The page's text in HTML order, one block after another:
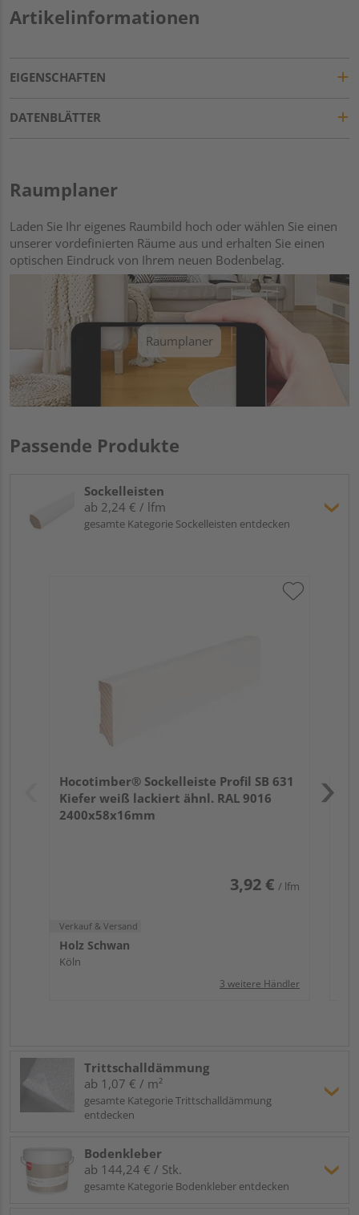
Artikelinformationen
EIGENSCHAFTEN
DATENBLÄTTER
Raumplaner
Laden Sie Ihr eigenes Raumbild hoch oder wählen Sie einen
unserer vordefinierten Räume aus und erhalten Sie einen
optischen Eindruck von Ihrem neuen Bodenbelag.
Raumplaner
Passende Produkte
Sockelleisten
ab 2,24 € / lfm
gesamte Kategorie Sockelleisten entdecken
Hocotimber® Sockelleiste Profil SB 631
Kiefer weiß lackiert ähnl. RAL 9016
2400x58x16mm
3,92 € / lfm
Verkauf & Versand
Holz Schwan
Köln
3 weitere Händler
Trittschalldämmung
ab 1,07 € / m²
gesamte Kategorie Trittschalldämmung
entdecken
Bodenkleber
ab 144,24 € / Stk.
gesamte Kategorie Bodenkleber entdecken